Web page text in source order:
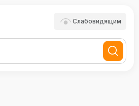
Слабовидящим